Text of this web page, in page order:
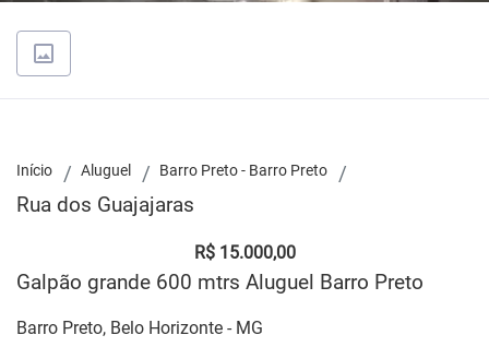
Início Aluguel Barro Preto - Barro Preto
Rua dos Guajajaras
R$ 15.000,00
Galpão grande 600 mtrs Aluguel Barro Preto
Barro Preto, Belo Horizonte - MG